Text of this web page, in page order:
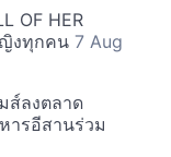
OF HER
งทุกคน 7 Aug
ส์ลงตลาด
ารอีสานร่วม